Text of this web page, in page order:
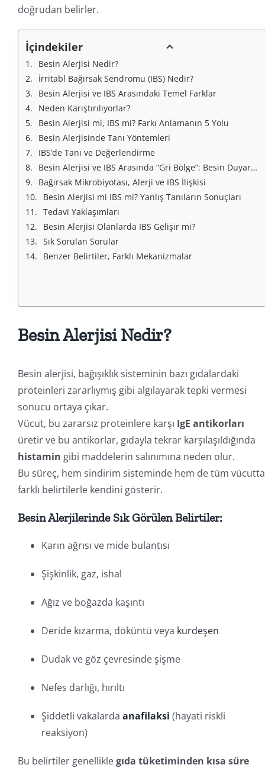
doğrudan belirler.
İçindekiler
Besin Alerjisi Nedir?
İrritabl Bağırsak Sendromu (IBS) Nedir?
Besin Alerjisi ve IBS Arasındaki Temel Farklar
Neden Karıştırılıyorlar?
Besin Alerjisi mi, IBS mi? Farkı Anlamanın 5 Yolu
Besin Alerjisinde Tanı Yöntemleri
IBS’de Tanı ve Değerlendirme
Besin Alerjisi ve IBS Arasında “Gri Bölge”: Besin Duyarlılığı
Bağırsak Mikrobiyotası, Alerji ve IBS İlişkisi
Besin Alerjisi mi IBS mi? Yanlış Tanıların Sonuçları
Tedavi Yaklaşımları
Besin Alerjisi Olanlarda IBS Gelişir mi?
Sık Sorulan Sorular
Benzer Belirtiler, Farklı Mekanizmalar
Besin Alerjisi Nedir?
Besin alerjisi, bağışıklık sisteminin bazı gıdalardaki
proteinleri zararlıymış gibi algılayarak tepki vermesi
sonucu ortaya çıkar.
Vücut, bu zararsız proteinlere karşı IgE antikorları
üretir ve bu antikorlar, gıdayla tekrar karşılaşıldığında
histamin gibi maddelerin salınımına neden olur.
Bu süreç, hem sindirim sisteminde hem de tüm vücutta
farklı belirtilerle kendini gösterir.
Besin Alerjilerinde Sık Görülen Belirtiler:
Karın ağrısı ve mide bulantısı
Şişkinlik, gaz, ishal
Ağız ve boğazda kaşıntı
Deride kızarma, döküntü veya kurdeşen
Dudak ve göz çevresinde şişme
Nefes darlığı, hırıltı
Şiddetli vakalarda anafilaksi (hayati riskli
reaksiyon)
Bu belirtiler genelliklegıda tüketiminden kısa süre